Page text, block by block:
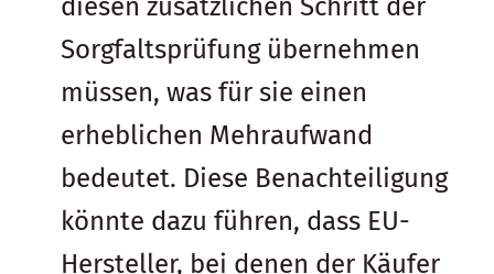
Sorgfaltsprüfung übernehmen
müssen, was für sie einen
erheblichen Mehraufwand
bedeutet. Diese Benachteiligung
könnte dazu führen, dass EU-
Hersteller, bei denen der Käufer